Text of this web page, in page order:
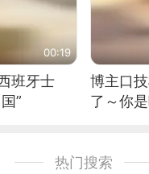
00:19
班牙士
”
博主口
了～你
热门搜索